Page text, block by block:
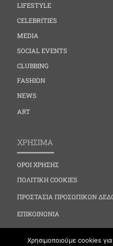
LIFESTYLE
CELEBRITIES
MEDIA
SOCIAL EVENTS
CLUBBING
FASHION
NEWS
ART
ΧΡΗΣΙΜΑ
ΟΡΟΙ ΧΡΗΣΗΣ
ΠΟΛΙΤΙΚΗ COOKIES
ΠΡΟΣΤΑΣΙΑ ΠΡΟΣΩΠΙΚΩΝ
ΕΠΙΚΟΙΝΩΝΙΑ
Χρησιμοποιούμε cookies